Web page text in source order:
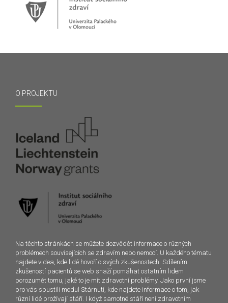
O PROJEKTU
Na těchto stránkách se můžete dozvědět informace o různých
problémech souvisejících se zdravím nebo nemocí. U každého tématu
najdete videa, kde lidé hovoří o svých zkušenostech. Sdílením
zkušeností pacientů se web snaží pomáhat ostatním lidem
porozumět tomu, jaké to je mít zdravotní problémy. Jako první jsme
pro vás spustili modul Stárnutí, kde najdete informace o tom, jak
různí lidé prožívají stáří. I když samotné stáří není zdravotním